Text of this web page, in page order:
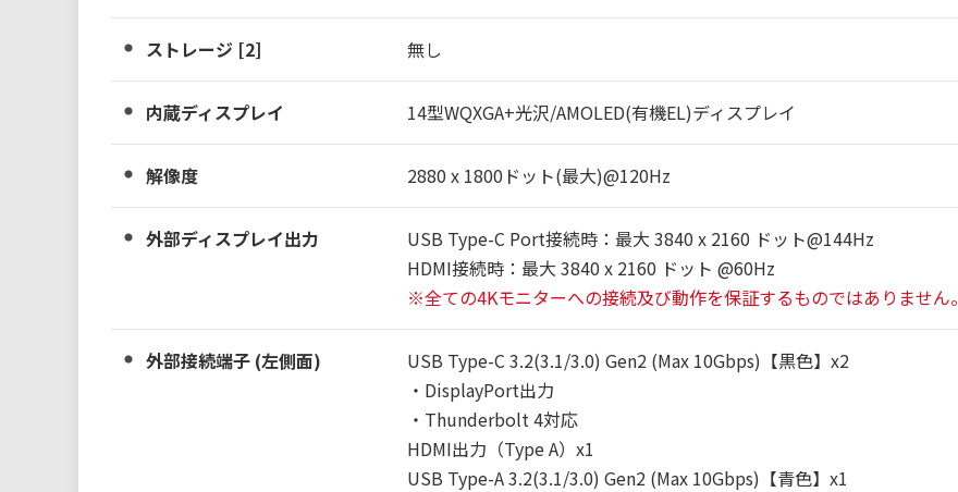
ストレージ [2] 無し
内蔵ディスプレイ 14型WQXGA+光沢/AMOLED(有機EL)ディスプレイ
解像度 2880 x 1800ドット(最大)@120Hz
外部ディスプレイ出力
USB Type-C Port接続時：最大 3840 x 2160 ドット@144Hz
HDMI接続時：最大 3840 x 2160 ドット @60Hz
※全ての4Kモニターへの接続及び動作を保証するものではありません。
外部接続端子 (左側面)
USB Type-C 3.2(3.1/3.0) Gen2 (Max 10Gbps)【黒色】x2
・DisplayPort出力
・Thunderbolt 4対応
HDMI出力（Type A）x1
USB Type-A 3.2(3.1/3.0) Gen2 (Max 10Gbps)【青色】x1